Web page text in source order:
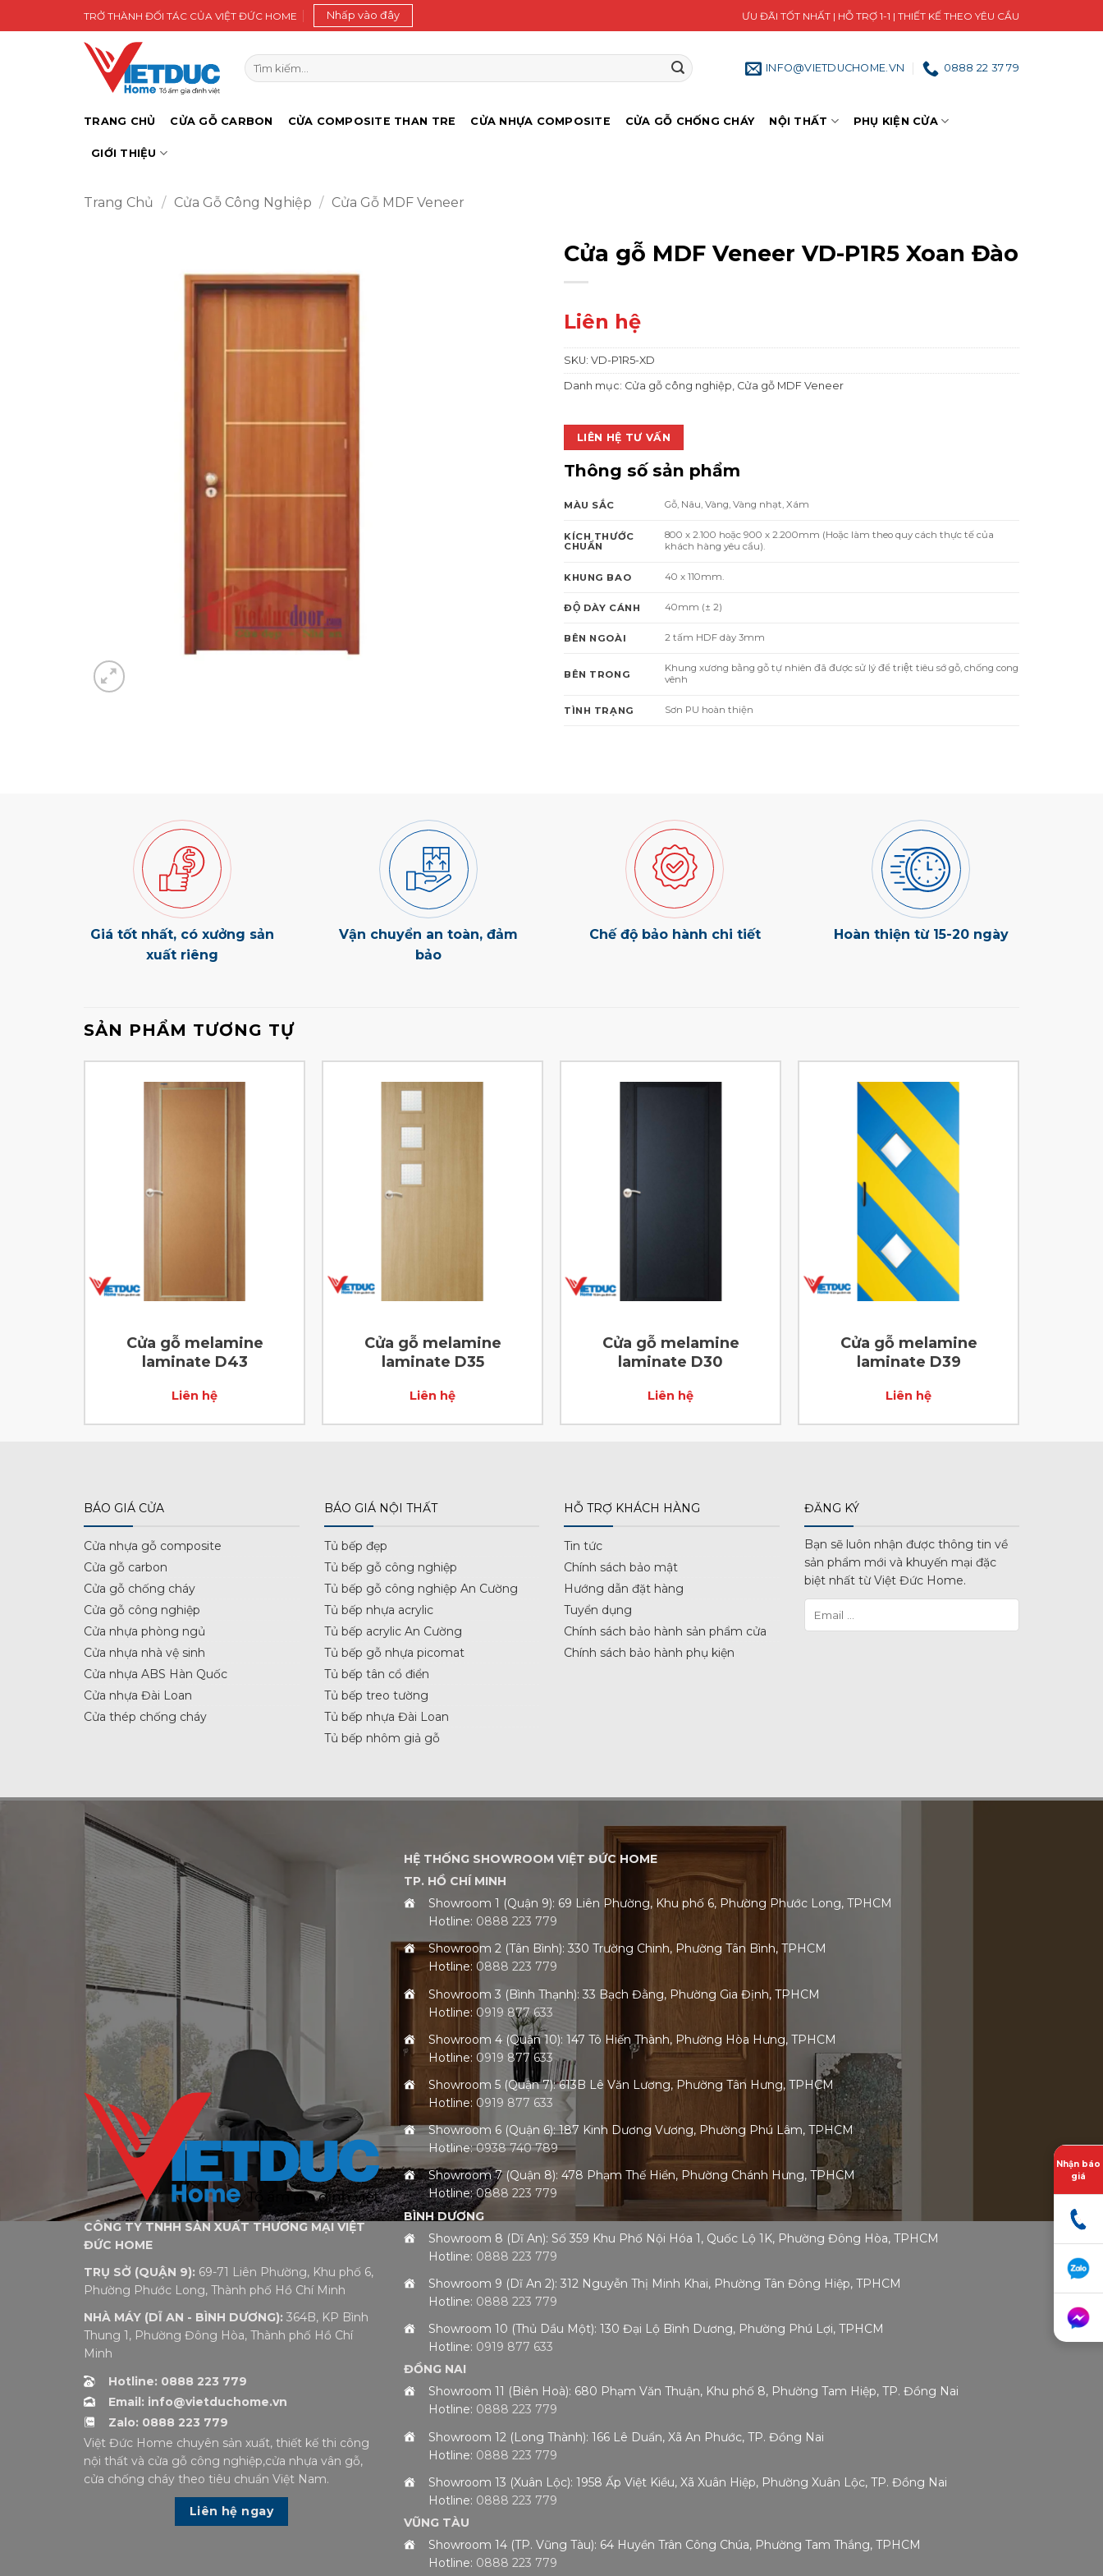
qua
TRỞ THÀNH ĐỐI TÁC CỦA VIỆT ĐỨC HOME Nhấp vào đây ƯU ĐÃI TỐT NHẤT | HỖ TRỢ 1-1 | THIẾT KẾ THEO YÊU CẦU
Tìm
kiếm:
INFO@VIETDUCHOME.VN 0888 22 37 79
TRANG CHỦ CỬA GỖ CARBON CỬA COMPOSITE THAN TRE CỬA NHỰA COMPOSITE CỬA GỖ CHỐNG CHÁY NỘI THẤT PHỤ KIỆN CỬA
GIỚI THIỆU
Trang Chủ / Cửa Gỗ Công Nghiệp / Cửa Gỗ MDF Veneer
Cửa gỗ MDF Veneer VD-P1R5 Xoan Đào
Liên hệ
SKU: VD-P1R5-XD
Danh mục: Cửa gỗ công nghiệp, Cửa gỗ MDF Veneer
LIÊN HỆ TƯ VẤN
Thông số sản phẩm
MÀU SẮC Gỗ, Nâu, Vàng, Vàng nhạt, Xám
KÍCH THƯỚC
CHUẨN
800 x 2.100 hoặc 900 x 2.200mm (Hoặc làm theo quy cách thực tế của
khách hàng yêu cầu).
KHUNG BAO 40 x 110mm.
ĐỘ DÀY CÁNH 40mm (± 2)
BÊN NGOÀI 2 tấm HDF dày 3mm
BÊN TRONG
Khung xương bằng gỗ tự nhiên đã được sử lý để triệt tiêu sớ gỗ, chống cong
vênh
TÌNH TRẠNG Sơn PU hoàn thiện
Giá tốt nhất, có xưởng sản
xuất riêng
Vận chuyển an toàn, đảm
bảo
Chế độ bảo hành chi tiết Hoàn thiện từ 15-20 ngày
SẢN PHẨM TƯƠNG TỰ
Cửa gỗ melamine
laminate D43
Liên hệ
Cửa gỗ melamine
laminate D35
Liên hệ
Cửa gỗ melamine
laminate D30
Liên hệ
Cửa gỗ melamine
laminate D39
Liên hệ
BÁO GIÁ CỬA
Cửa nhựa gỗ composite
Cửa gỗ carbon
Cửa gỗ chống cháy
Cửa gỗ công nghiệp
Cửa nhựa phòng ngủ
Cửa nhựa nhà vệ sinh
Cửa nhựa ABS Hàn Quốc
Cửa nhựa Đài Loan
Cửa thép chống cháy
BÁO GIÁ NỘI THẤT
Tủ bếp đẹp
Tủ bếp gỗ công nghiệp
Tủ bếp gỗ công nghiệp An Cường
Tủ bếp nhựa acrylic
Tủ bếp acrylic An Cường
Tủ bếp gỗ nhựa picomat
Tủ bếp tân cổ điển
Tủ bếp treo tường
Tủ bếp nhựa Đài Loan
Tủ bếp nhôm giả gỗ
HỖ TRỢ KHÁCH HÀNG
Tin tức
Chính sách bảo mật
Hướng dẫn đặt hàng
Tuyển dụng
Chính sách bảo hành sản phẩm cửa
Chính sách bảo hành phụ kiện
ĐĂNG KÝ
Bạn sẽ luôn nhận được thông tin về
sản phẩm mới và khuyến mại đặc
biệt nhất từ Việt Đức Home.
CÔNG TY TNHH SẢN XUẤT THƯƠNG MẠI VIỆT
ĐỨC HOME
TRỤ SỞ (QUẬN 9): 69-71 Liên Phường, Khu phố 6,
Phường Phước Long, Thành phố Hồ Chí Minh
NHÀ MÁY (DĨ AN - BÌNH DƯƠNG): 364B, KP Bình
Thung 1, Phường Đông Hòa, Thành phố Hồ Chí
Minh
Hotline: 0888 223 779
Email: info@vietduchome.vn
Zalo: 0888 223 779
Việt Đức Home chuyên sản xuất, thiết kế thi công
nội thất và cửa gỗ công nghiệp,cửa nhựa vân gỗ,
cửa chống cháy theo tiêu chuẩn Việt Nam.
Liên hệ ngay
HỆ THỐNG SHOWROOM VIỆT ĐỨC HOME
TP. HỒ CHÍ MINH
Showroom 1 (Quận 9): 69 Liên Phường, Khu phố 6, Phường Phước Long, TPHCM
Hotline: 0888 223 779
Showroom 2 (Tân Bình): 330 Trường Chinh, Phường Tân Bình, TPHCM
Hotline: 0888 223 779
Showroom 3 (Bình Thạnh): 33 Bạch Đằng, Phường Gia Định, TPHCM
Hotline: 0919 877 633
Showroom 4 (Quận 10): 147 Tô Hiến Thành, Phường Hòa Hưng, TPHCM
Hotline: 0919 877 633
Showroom 5 (Quận 7): 613B Lê Văn Lương, Phường Tân Hưng, TPHCM
Hotline: 0919 877 633
Showroom 6 (Quận 6): 187 Kinh Dương Vương, Phường Phú Lâm, TPHCM
Hotline:0938 740 789
Showroom 7 (Quận 8): 478 Phạm Thế Hiển, Phường Chánh Hưng, TPHCM
Hotline:0888 223 779
BÌNH DƯƠNG
Showroom 8 (Dĩ An): Số 359 Khu Phố Nội Hóa 1, Quốc Lộ 1K, Phường Đông Hòa, TPHCM
Hotline: 0888 223 779
Showroom 9 (Dĩ An 2): 312 Nguyễn Thị Minh Khai, Phường Tân Đông Hiệp, TPHCM
Hotline: 0888 223 779
Showroom 10 (Thủ Dầu Một): 130 Đại Lộ Bình Dương, Phường Phú Lợi, TPHCM
Hotline: 0919 877 633
ĐỒNG NAI
Showroom 11 (Biên Hoà): 680 Phạm Văn Thuận, Khu phố 8, Phường Tam Hiệp, TP. Đồng Nai
Hotline: 0888 223 779
Showroom 12 (Long Thành): 166 Lê Duẩn, Xã An Phước, TP. Đồng Nai
Hotline: 0888 223 779
Showroom 13 (Xuân Lộc): 1958 Ấp Việt Kiều, Xã Xuân Hiệp, Phường Xuân Lộc, TP. Đồng Nai
Hotline: 0888 223 779
VŨNG TÀU
Showroom 14 (TP. Vũng Tàu): 64 Huyền Trân Công Chúa, Phường Tam Thắng, TPHCM
Hotline: 0888 223 779
Nhận báo
giá